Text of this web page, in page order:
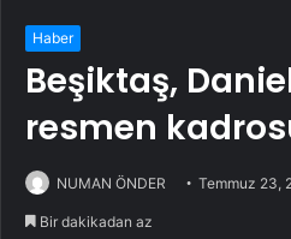
Haber
Beşiktaş,
resmen
NUMAN ÖNDER Temmuz 23,
Bir dakikadan az